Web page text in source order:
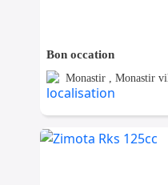
Bon occation
Monastir , Monastir